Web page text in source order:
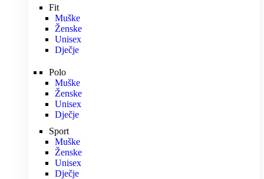
Fit
Muške
Ženske
Unisex
Dječje
Polo
Muške
Ženske
Unisex
Dječje
Sport
Muške
Ženske
Unisex
Dječje